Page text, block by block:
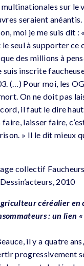
multinationales sur le
seraient
moi je me suis dit : «
le seul à supporter ce
des millions à
suis inscrite
(…) Pour moi, les
On ne doit pas
il faut le dire
laisser faire,
» Il le dit mieux
collectif
2010
céréalier en
: un lien
il y a quatre
progressivement